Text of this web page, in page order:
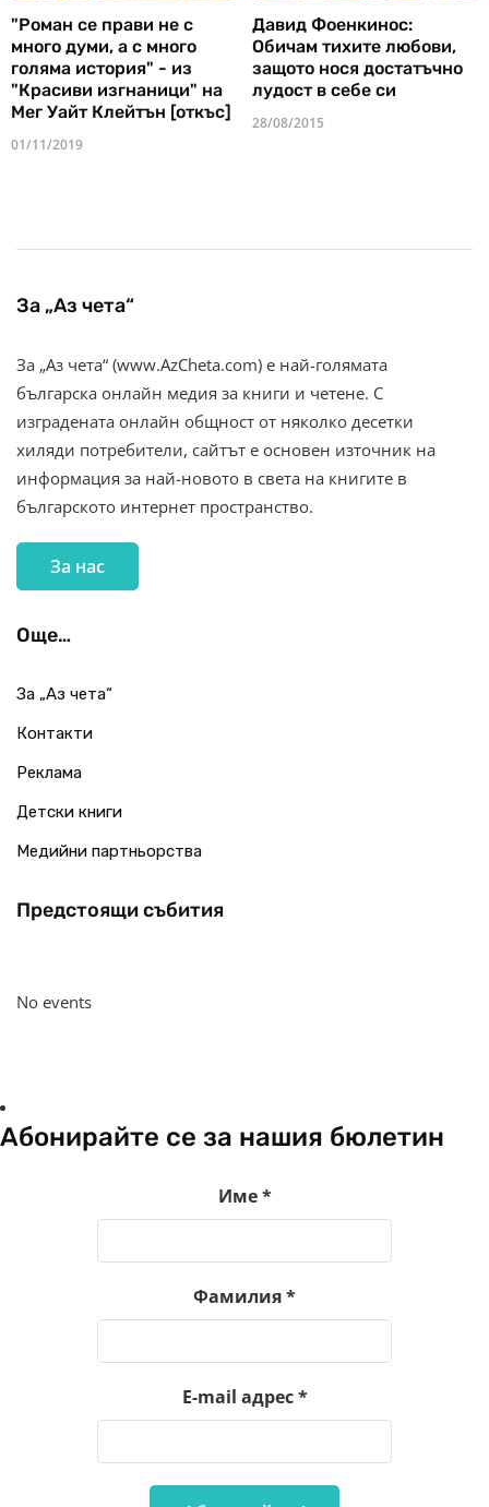
"Роман се прави не с
много думи, а с много
голяма история" - из
"Красиви изгнаници" на
Мег Уайт Клейтън [откъс]
01/11/2019
Давид Фоенкинос:
Обичам тихите любови,
защото нося достатъчно
лудост в себе си
28/08/2015
За „Аз чета“
За „Аз чета“ (www.AzCheta.com) е най-голямата
българска онлайн медия за книги и четене. С
изградената онлайн общност от няколко десетки
хиляди потребители, сайтът е основен източник на
информация за най-новото в света на книгите в
българското интернет пространство.
За нас
Още…
За „Аз чета“
Контакти
Реклама
Детски книги
Медийни партньорства
Предстоящи събития
No events
Абонирайте се за нашия бюлетин
Име*
Фамилия*
E-mail адрес*